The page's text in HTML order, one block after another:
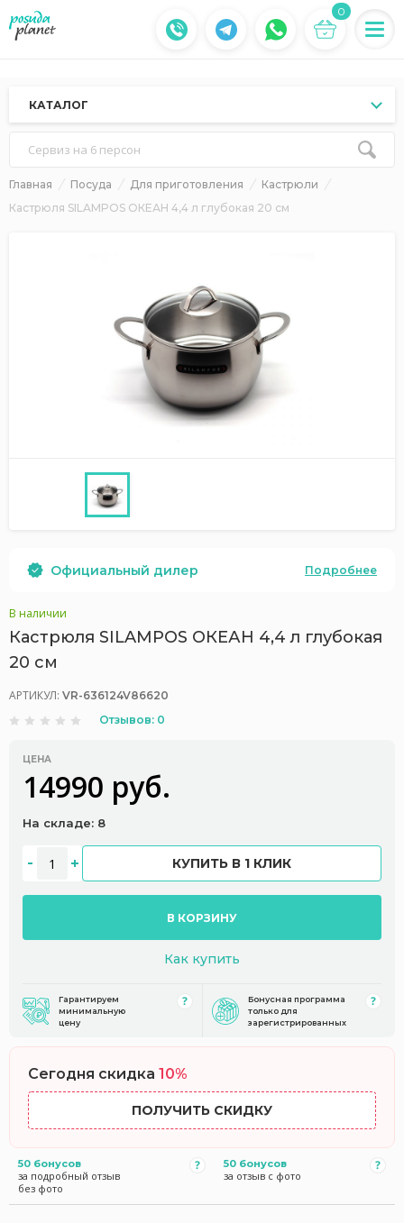
0
КАТАЛОГ
Сервиз на 6 персон
Главная Посуда Для приготовления
Кастрюли
Кастрюля SILAMPOS ОКЕАН 4,4 л глубокая 20 см
Официальный дилер Подробнее
В наличии
Кастрюля SILAMPOS ОКЕАН 4,4 л глубокая
20 см
АРТИКУЛ: VR-636124V86620
Отзывов: 0
ЦЕНА
14990 руб.
На складе: 8
КУПИТЬ В 1 КЛИК
В КОРЗИНУ
Как купить
Гарантируем
минимальную
цену
Бонусная программа
только для
зарегистрированных
Сегодня скидка 10%
ПОЛУЧИТЬ СКИДКУ
50 бонусов
за подробный отзыв
без фото
50 бонусов
за отзыв с фото